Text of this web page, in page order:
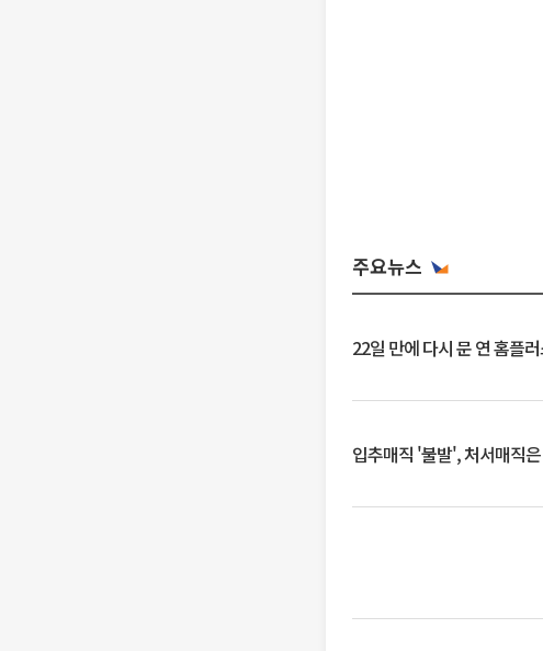
주요뉴스
22일 만에 다시 문 연 홈플
입추매직 '불발', 처서매직